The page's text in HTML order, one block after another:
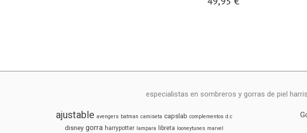
especialistas en sombreros y gorras de piel
ajustable avengers batman camiseta capslab complementos d.c
disney gorra harrypotter lampara libreta looneytunes marvel